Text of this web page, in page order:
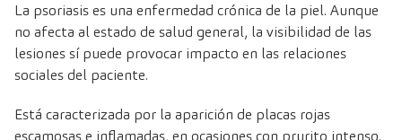
La psoriasis es una enfermedad crónica de la piel. Aunque
no afecta al estado de salud general, la visibilidad de las
lesiones sí puede provocar impacto en las relaciones
sociales del paciente.
Está caracterizada por la aparición de placas rojas
escamosas e inflamadas, en ocasiones con prurito intenso.